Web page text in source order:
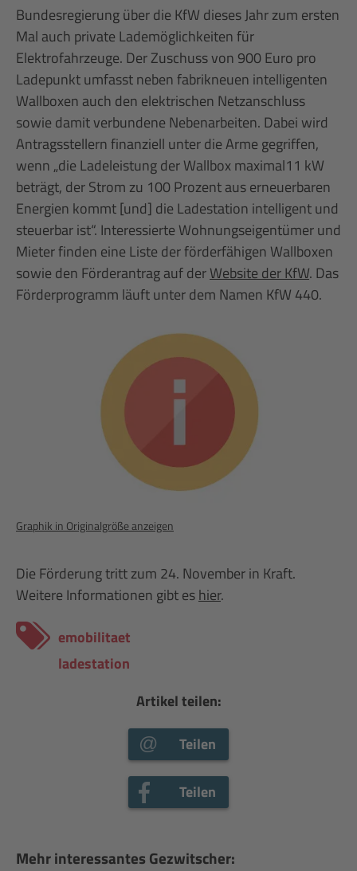
Bundesregierung über die KfW dieses Jahr zum ersten
Mal auch private Lademöglichkeiten für
Elektrofahrzeuge. Der Zuschuss von 900 Euro pro
Ladepunkt umfasst neben fabrikneuen intelligenten
Wallboxen auch den elektrischen Netzanschluss
sowie damit verbundene Nebenarbeiten. Dabei wird
Antragsstellern finanziell unter die Arme gegriffen,
wenn „die Ladeleistung der Wallbox maximal11 kW
beträgt, der Strom zu 100 Prozent aus erneuerbaren
Energien kommt [und] die Ladestation intelligent und
steuerbar ist“. Interessierte Wohnungseigentümer und
Mieter finden eine Liste der förderfähigen Wallboxen
sowie den Förderantrag auf derWebsite der KfW. Das
Förderprogramm läuft unter dem Namen KfW 440.
Graphik in Originalgröße anzeigen
Die Förderung tritt zum 24. November in Kraft.
Weitere Informationen gibt eshier.
emobilitaet
ladestation
Artikel teilen:
Teilen
Teilen
Mehr interessantes Gezwitscher: